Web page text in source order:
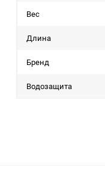
Вес
Длина
Бренд
Водозащита